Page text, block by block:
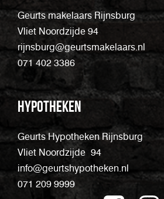
Geurts makelaars Rijnsburg
Vliet Noordzijde 94
rijnsburg@geurtsmakelaars.nl
071 402 3386
Hypotheken
Geurts Hypotheken Rijnsburg
Vliet Noordzijde 94
info@geurtshypotheken.nl
071 209 9999